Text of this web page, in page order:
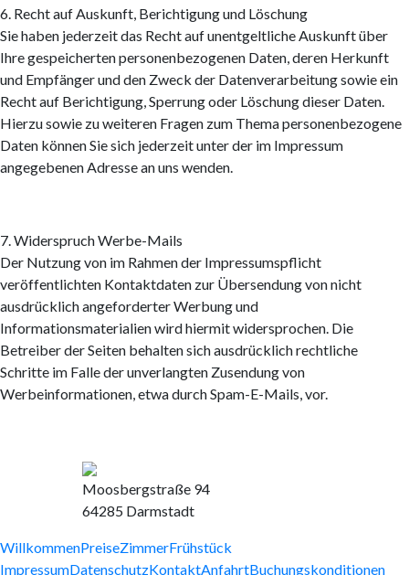
6. Recht auf Auskunft, Berichtigung und Löschung
Sie haben jederzeit das Recht auf unentgeltliche Auskunft über
Ihre gespeicherten personenbezogenen Daten, deren Herkunft
und Empfänger und den Zweck der Datenverarbeitung sowie ein
Recht auf Berichtigung, Sperrung oder Löschung dieser Daten.
Hierzu sowie zu weiteren Fragen zum Thema personenbezogene
Daten können Sie sich jederzeit unter der im Impressum
angegebenen Adresse an uns wenden.
7. Widerspruch Werbe-Mails
Der Nutzung von im Rahmen der Impressumspflicht
veröffentlichten Kontaktdaten zur Übersendung von nicht
ausdrücklich angeforderter Werbung und
Informationsmaterialien wird hiermit widersprochen. Die
Betreiber der Seiten behalten sich ausdrücklich rechtliche
Schritte im Falle der unverlangten Zusendung von
Werbeinformationen, etwa durch Spam-E-Mails, vor.
Moosbergstraße 94
64285 Darmstadt
WillkommenPreiseZimmerFrühstück
ImpressumDatenschutzKontaktAnfahrtBuchungskonditionen